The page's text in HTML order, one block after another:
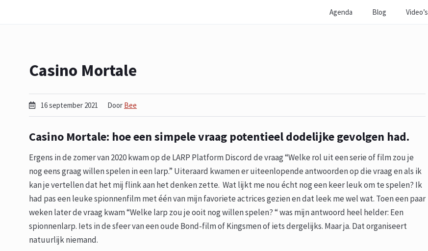
Agenda Blog Video’s
Casino Mortale
16 september 2021 Door Bee
Casino Mortale: hoe een simpele vraag potentieel dodelijke gevolgen had.
Ergens in de zomer van 2020 kwam op de LARP Platform Discord de vraag “Welke rol uit een serie of film zou je
nog eens graag willen spelen in een larp.” Uiteraard kwamen er uiteenlopende antwoorden op die vraag en als ik
kan je vertellen dat het mij flink aan het denken zette. Wat lijkt me nou écht nog een keer leuk om te spelen? Ik
had pas een leuke spionnenfilm met één van mijn favoriete actrices gezien en dat leek me wel wat. Toen een paar
weken later de vraag kwam “Welke larp zou je ooit nog willen spelen? “ was mijn antwoord heel helder: Een
spionnenlarp. Iets in de sfeer van een oude Bond-film of Kingsmen of iets dergelijks. Maar ja. Dat organiseert
natuurlijk niemand.